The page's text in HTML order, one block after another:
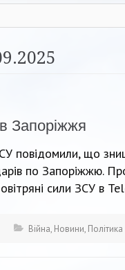
Запоріжжя
повідомили, що
по Запоріжжю.
сили ЗСУ в
Війна, Новини, Політика